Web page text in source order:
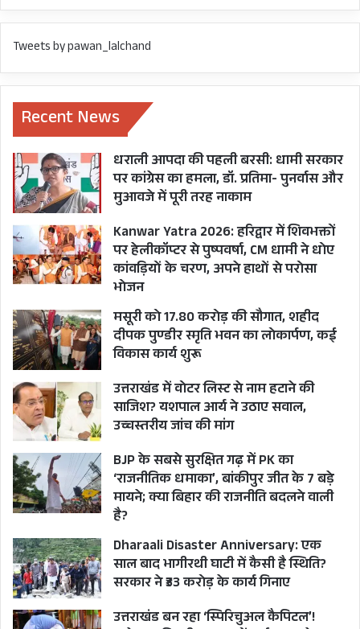
यहाँ पढ़िए हूबहू क्या कहा है पूर्व
मुख्यमंत्री हरीश रावत ने-
है न अजीब सी बात, चुनाव
रूपी समुद्र को तैरना है,
सहयोग के लिए संगठन का
ढांचा अधिकांश स्थानों पर
सहयोग का हाथ आगे बढ़ाने
के बजाय या तो मुंह फेर करके
खड़ा हो जा रहा है या
नकारात्मक भूमिका निभा रहा
है। जिस समुद्र में तैरना है,
सत्ता ने वहां कई मगरमच्छ
छोड़ रखे हैं। जिनके आदेश पर
तैरना है, उनके नुमाइंदे मेरे
बहुत बार विचार आ रहा है कि
हरीश रावत अब बहुत हो
गया, बहुत तैर लिये, अब
Tweets by pawan_lalchand
Recent News
धराली आपदा की पहली बरसी: धामी सरकार
पर कांग्रेस का हमला, डॉ. प्रतिमा- पुनर्वास और
मुआवजे में पूरी तरह नाकाम
Kanwar Yatra 2026: हरिद्वार में शिवभक्तों
पर हेलीकॉप्टर से पुष्पवर्षा, CM धामी ने धोए
कांवड़ियों के चरण, अपने हाथों से परोसा
भोजन
मसूरी को 17.80 करोड़ की सौगात, शहीद
दीपक पुण्डीर स्मृति भवन का लोकार्पण, कई
विकास कार्य शुरू
उत्तराखंड में वोटर लिस्ट से नाम हटाने की
साजिश? यशपाल आर्य ने उठाए सवाल,
उच्चस्तरीय जांच की मांग
BJP के सबसे सुरक्षित गढ़ में PK का
‘राजनीतिक धमाका’, बांकीपुर जीत के 7 बड़े
मायने; क्या बिहार की राजनीति बदलने वाली
है?
Dharaali Disaster Anniversary: एक
साल बाद भागीरथी घाटी में कैसी है स्थिति?
सरकार ने ₹33 करोड़ के कार्य गिनाए
उत्तराखंड बन रहा ‘स्पिरिचुअल कैपिटल’!